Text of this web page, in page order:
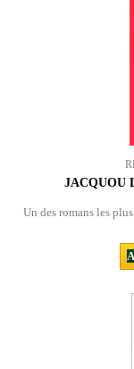
JACQUOU
Un des romans les